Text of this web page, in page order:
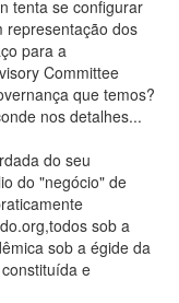
tenta se configurar
representação dos
para a
Committee
que temos?
nos detalhes...
do seu
do "negócio" de
sob a
sob a égide da
e